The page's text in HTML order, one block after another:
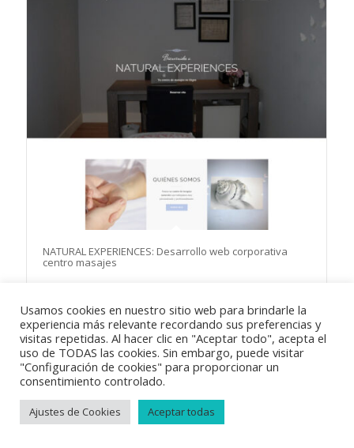
NATURAL EXPERIENCES: Desarrollo web corporativa
centro masajes
© Copyright 2018 Vayabits | Aviso Legal | Condiciones de venta
Usamos cookies en nuestro sitio web para brindarle la
experiencia más relevante recordando sus preferencias y
visitas repetidas. Al hacer clic en "Aceptar todo", acepta el
uso de TODAS las cookies. Sin embargo, puede visitar
"Configuración de cookies" para proporcionar un
consentimiento controlado.
Ajustes de Cookies Aceptar todas